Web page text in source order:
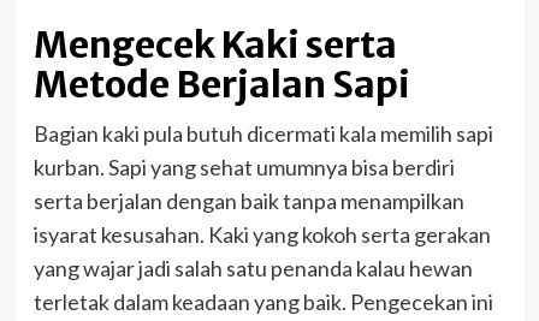
Mengecek Kaki serta
Metode Berjalan Sapi
Bagian kaki pula butuh dicermati kala memilih sapi
kurban. Sapi yang sehat umumnya bisa berdiri
serta berjalan dengan baik tanpa menampilkan
isyarat kesusahan. Kaki yang kokoh serta gerakan
yang wajar jadi salah satu penanda kalau hewan
terletak dalam keadaan yang baik. Pengecekan ini